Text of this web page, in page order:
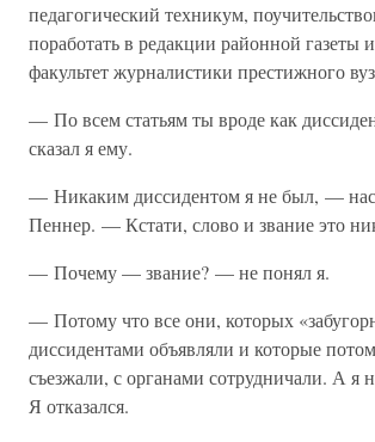
педагогический техникум,
поработать в редакции районной газеты
факультет журналистики престижного
— По всем статьям ты вроде как
сказал я ему.
— Никаким диссидентом я не был, —
Пеннер. — Кстати, слово и звание это
— Почему — звание? — не понял я.
— Потому что все они, которых
диссидентами объявляли и которые
съезжали, с органами сотрудничали. А я
Я отказался.